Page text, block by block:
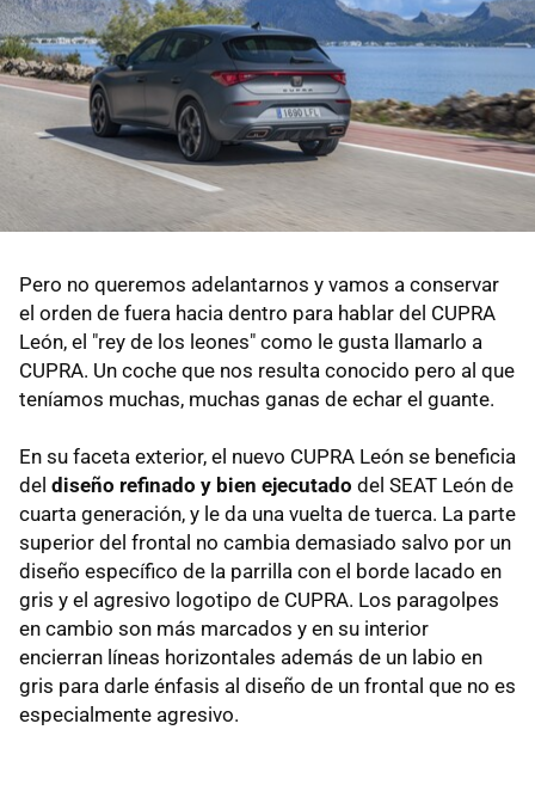
Pero no queremos adelantarnos y vamos a conservar
el orden de fuera hacia dentro para hablar del CUPRA
León, el "rey de los leones" como le gusta llamarlo a
CUPRA. Un coche que nos resulta conocido pero al que
teníamos muchas, muchas ganas de echar el guante.
En su faceta exterior, el nuevo CUPRA León se beneficia
del diseño refinado y bien ejecutado del SEAT León de
cuarta generación, y le da una vuelta de tuerca. La parte
superior del frontal no cambia demasiado salvo por un
diseño específico de la parrilla con el borde lacado en
gris y el agresivo logotipo de CUPRA. Los paragolpes
en cambio son más marcados y en su interior
encierran líneas horizontales además de un labio en
gris para darle énfasis al diseño de un frontal que no es
especialmente agresivo.